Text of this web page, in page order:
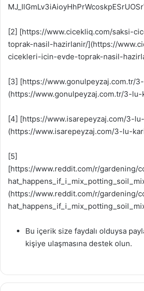
[2] [https://www.cicekliq.com/saksi-
toprak-nasil-hazirlanir/](https://
cicekleri-icin-evde-toprak-nasil-
[3] [https://www.gonulpeyzaj.com.tr/
(https://www.gonulpeyzaj.com.tr/3-
[4] [https://www.isarepeyzaj.com/3-
(https://www.isarepeyzaj.com/3-lu-
[5]
[https://www.reddit.com/r/gardening/
(https://www.reddit.com/r/gardening/
Bu içerik size faydalı olduysa
kişiye ulaşmasına destek olun.